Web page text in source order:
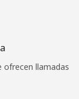
ofrecen llamadas